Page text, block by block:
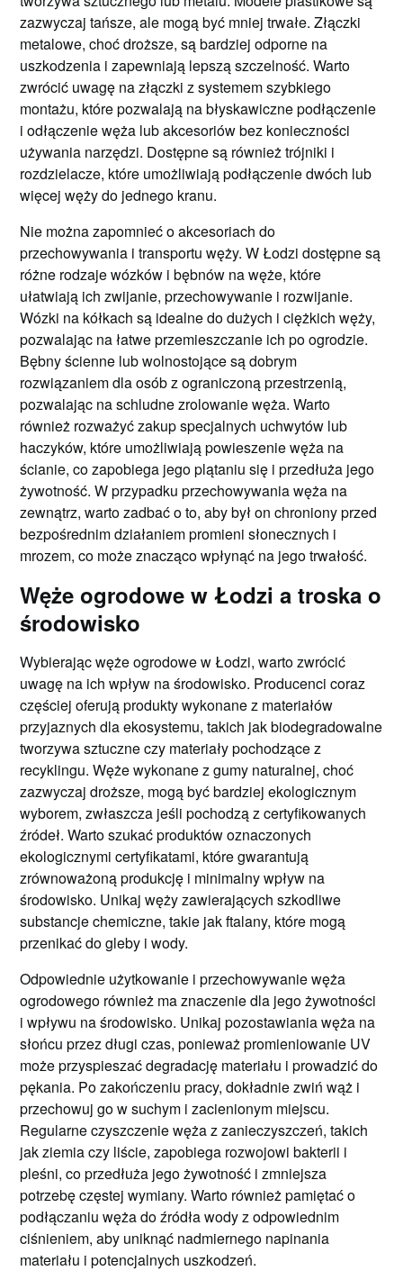
zazwyczaj tańsze, ale mogą być mniej trwałe. Złączki
metalowe, choć droższe, są bardziej odporne na
uszkodzenia i zapewniają lepszą szczelność. Warto
zwrócić uwagę na złączki z systemem szybkiego
montażu, które pozwalają na błyskawiczne podłączenie
i odłączenie węża lub akcesoriów bez konieczności
używania narzędzi. Dostępne są również trójniki i
rozdzielacze, które umożliwiają podłączenie dwóch lub
więcej węży do jednego kranu.
Nie można zapomnieć o akcesoriach do
przechowywania i transportu węży. W Łodzi dostępne są
różne rodzaje wózków i bębnów na węże, które
ułatwiają ich zwijanie, przechowywanie i rozwijanie.
Wózki na kółkach są idealne do dużych i ciężkich węży,
pozwalając na łatwe przemieszczanie ich po ogrodzie.
Bębny ścienne lub wolnostojące są dobrym
rozwiązaniem dla osób z ograniczoną przestrzenią,
pozwalając na schludne zrolowanie węża. Warto
również rozważyć zakup specjalnych uchwytów lub
haczyków, które umożliwiają powieszenie węża na
ścianie, co zapobiega jego plątaniu się i przedłuża jego
żywotność. W przypadku przechowywania węża na
zewnątrz, warto zadbać o to, aby był on chroniony przed
bezpośrednim działaniem promieni słonecznych i
mrozem, co może znacząco wpłynąć na jego trwałość.
Węże ogrodowe w Łodzi a troska o
środowisko
Wybierając węże ogrodowe w Łodzi, warto zwrócić
uwagę na ich wpływ na środowisko. Producenci coraz
częściej oferują produkty wykonane z materiałów
przyjaznych dla ekosystemu, takich jak biodegradowalne
tworzywa sztuczne czy materiały pochodzące z
recyklingu. Węże wykonane z gumy naturalnej, choć
zazwyczaj droższe, mogą być bardziej ekologicznym
wyborem, zwłaszcza jeśli pochodzą z certyfikowanych
źródeł. Warto szukać produktów oznaczonych
ekologicznymi certyfikatami, które gwarantują
zrównoważoną produkcję i minimalny wpływ na
środowisko. Unikaj węży zawierających szkodliwe
substancje chemiczne, takie jak ftalany, które mogą
przenikać do gleby i wody.
Odpowiednie użytkowanie i przechowywanie węża
ogrodowego również ma znaczenie dla jego żywotności
i wpływu na środowisko. Unikaj pozostawiania węża na
słońcu przez długi czas, ponieważ promieniowanie UV
może przyspieszać degradację materiału i prowadzić do
pękania. Po zakończeniu pracy, dokładnie zwiń wąż i
przechowuj go w suchym i zacienionym miejscu.
Regularne czyszczenie węża z zanieczyszczeń, takich
jak ziemia czy liście, zapobiega rozwojowi bakterii i
pleśni, co przedłuża jego żywotność i zmniejsza
potrzebę częstej wymiany. Warto również pamiętać o
podłączaniu węża do źródła wody z odpowiednim
ciśnieniem, aby uniknąć nadmiernego napinania
materiału i potencjalnych uszkodzeń.